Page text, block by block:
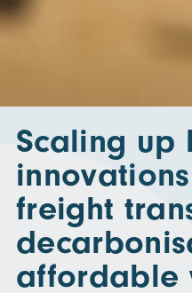
Scaling up
freight
affordable